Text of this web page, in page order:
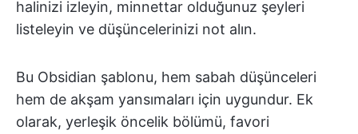
halinizi izleyin, minnettar olduğunuz şeyleri
listeleyin ve düşüncelerinizi not alın.
Bu Obsidian şablonu, hem sabah düşünceleri
hem de akşam yansımaları için uygundur. Ek
olarak, yerleşik öncelik bölümü, favori